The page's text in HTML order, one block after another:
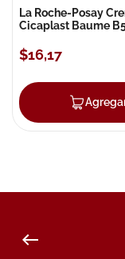
La Roche-Posay
Cicaplast Baume
$16,17